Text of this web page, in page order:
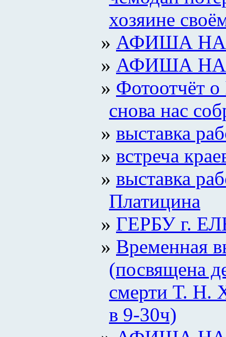
хозяине
АФИША НА
АФИША НА
Фотоотчёт
снова нас
выставка
встреча
выставка
Платицина
ГЕРБУ г.
Временная
(посвящена
смерти Т. Н.
в 9-30ч)